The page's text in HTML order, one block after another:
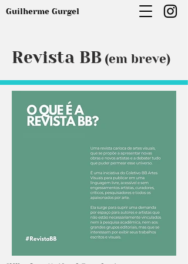
Guilherme Gurgel
Revista BB (em breve)